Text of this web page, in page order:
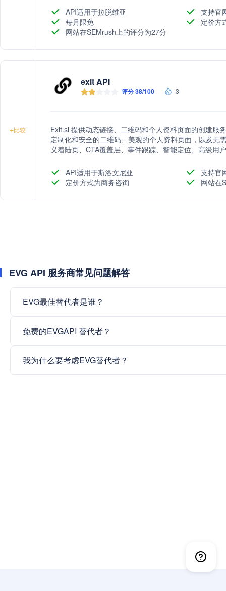
API适用于拉脱维亚
支持官
每月限免
定价方
网站在SEMrush上的评分为27分
+比较
exit API
评分 38/100 3
Exit.si 提供动态链接、二维码和个人资料页面的创建服
定制化和安全的二维码、美观的个人资料页面，以及无
义着陆页、CTA覆盖层、事件跟踪、智能定位、高级用
API适用于斯洛文尼亚
支持官
定价方式为商务咨询
网站在
EVG API 服务商常见问题解答
EVG最佳替代者是谁？
免费的EVGAPI 替代者？
我为什么要考虑EVG替代者？